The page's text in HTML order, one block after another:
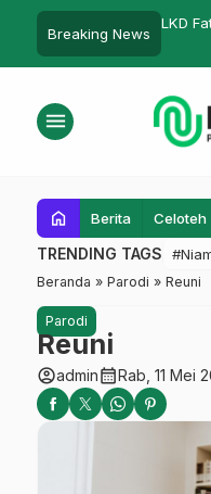
Breaking News
Potret
menu
home Berita Celoteh
TRENDING TAGS
Beranda » Parodi » Reuni
Parodi
Reuni
account_circleadmincalendar_monthRab, 11 Mei